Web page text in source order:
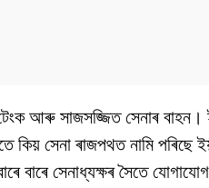
আৰু সাজসজ্জিত সেনাৰ বাহন।
সেনা ৰাজপথত নামি পৰিছে
বাৰে সেনাধ্যক্ষৰ সৈতে যোগাযোগ